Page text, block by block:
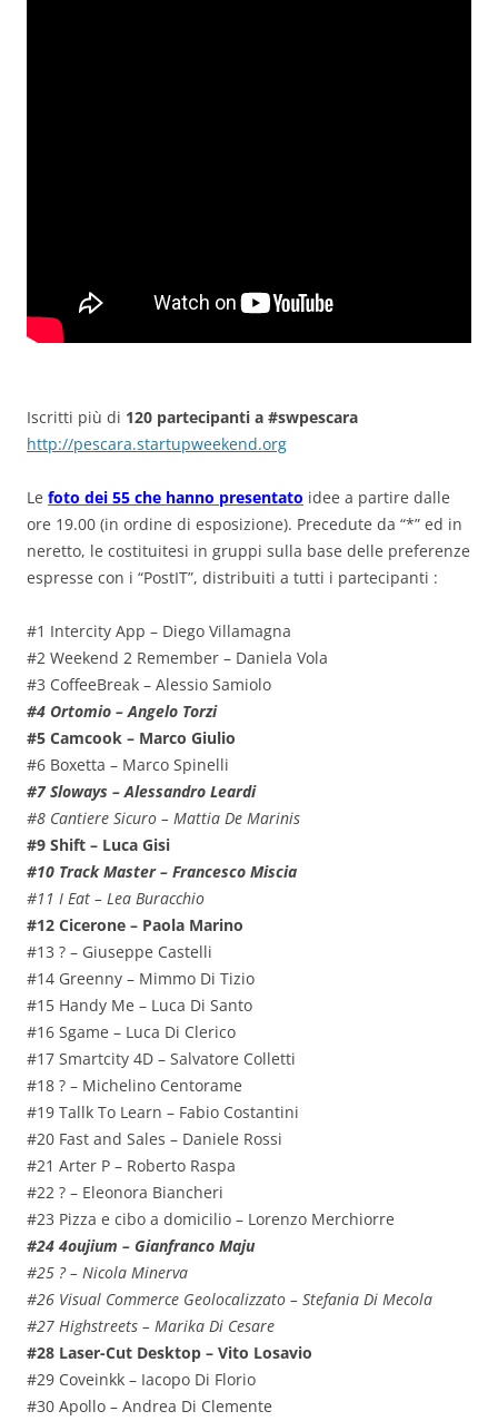
Iscritti più di 120 partecipanti a #swpescara
http://pescara.startupweekend.org
Le foto dei 55 che hanno presentato idee a partire dalle
ore 19.00 (in ordine di esposizione). Precedute da “*” ed in
neretto, le costituitesi in gruppi sulla base delle preferenze
espresse con i “PostIT”, distribuiti a tutti i partecipanti :
#1 Intercity App – Diego Villamagna
#2 Weekend 2 Remember – Daniela Vola
#3 CoffeeBreak – Alessio Samiolo
#4 Ortomio – Angelo Torzi
#5 Camcook – Marco Giulio
#6 Boxetta – Marco Spinelli
#7 Sloways – Alessandro Leardi
#8 Cantiere Sicuro – Mattia De Marinis
#9 Shift – Luca Gisi
#10 Track Master – Francesco Miscia
#11 I Eat – Lea Buracchio
#12 Cicerone – Paola Marino
#13 ? – Giuseppe Castelli
#14 Greenny – Mimmo Di Tizio
#15 Handy Me – Luca Di Santo
#16 Sgame – Luca Di Clerico
#17 Smartcity 4D – Salvatore Colletti
#18 ? – Michelino Centorame
#19 Tallk To Learn – Fabio Costantini
#20 Fast and Sales – Daniele Rossi
#21 Arter P – Roberto Raspa
#22 ? – Eleonora Biancheri
#23 Pizza e cibo a domicilio – Lorenzo Merchiorre
#24 4oujium – Gianfranco Maju
#25 ? – Nicola Minerva
#26 Visual Commerce Geolocalizzato – Stefania Di Mecola
#27 Highstreets – Marika Di Cesare
#28 Laser-Cut Desktop – Vito Losavio
#29 Coveinkk – Iacopo Di Florio
#30 Apollo – Andrea Di Clemente